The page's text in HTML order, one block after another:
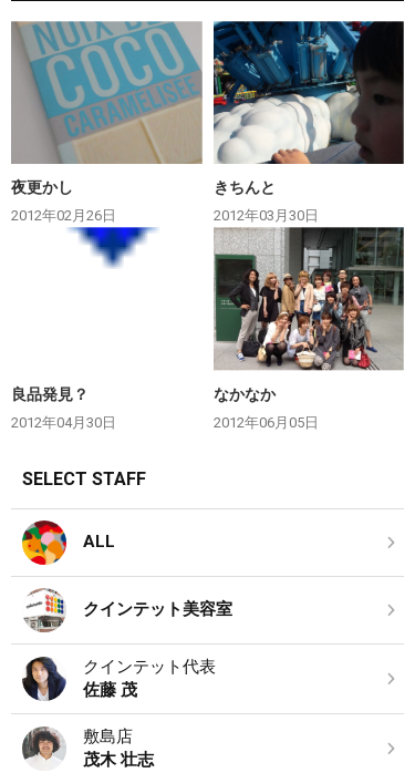
夜更かし
2012年02月26日
きちんと
2012年03月30日
良品発見？
2012年04月30日
なかなか
2012年06月05日
SELECT STAFF
ALL
クインテット美容室
クインテット代表
佐藤 茂
敷島店
茂木 壮志